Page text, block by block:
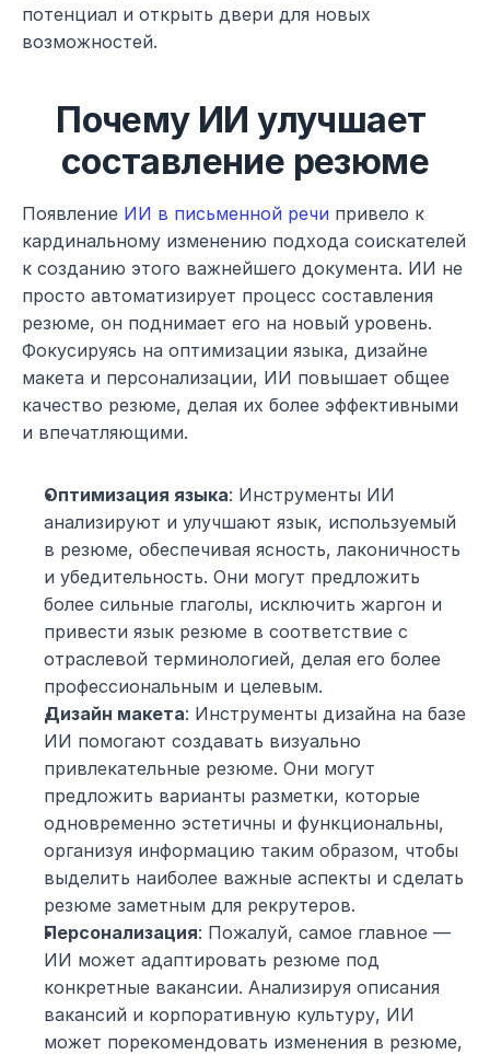
потенциал и открыть двери для новых
возможностей.
Почему ИИ улучшает
составление резюме
Появление ИИ в письменной речи привело к
кардинальному изменению подхода соискателей
к созданию этого важнейшего документа. ИИ не
просто автоматизирует процесс составления
резюме, он поднимает его на новый уровень.
Фокусируясь на оптимизации языка, дизайне
макета и персонализации, ИИ повышает общее
качество резюме, делая их более эффективными
и впечатляющими.
Оптимизация языка: Инструменты ИИ
анализируют и улучшают язык, используемый
в резюме, обеспечивая ясность, лаконичность
и убедительность. Они могут предложить
более сильные глаголы, исключить жаргон и
привести язык резюме в соответствие с
отраслевой терминологией, делая его более
профессиональным и целевым.
Дизайн макета: Инструменты дизайна на базе
ИИ помогают создавать визуально
привлекательные резюме. Они могут
предложить варианты разметки, которые
одновременно эстетичны и функциональны,
организуя информацию таким образом, чтобы
выделить наиболее важные аспекты и сделать
резюме заметным для рекрутеров.
Персонализация: Пожалуй, самое главное —
ИИ может адаптировать резюме под
конкретные вакансии. Анализируя описания
вакансий и корпоративную культуру, ИИ
может порекомендовать изменения в резюме,